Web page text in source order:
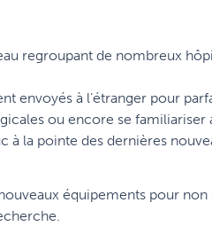
regroupant de nombreux
envoyés à l’étranger pour
ou encore se
à la pointe des dernières
équipements pour